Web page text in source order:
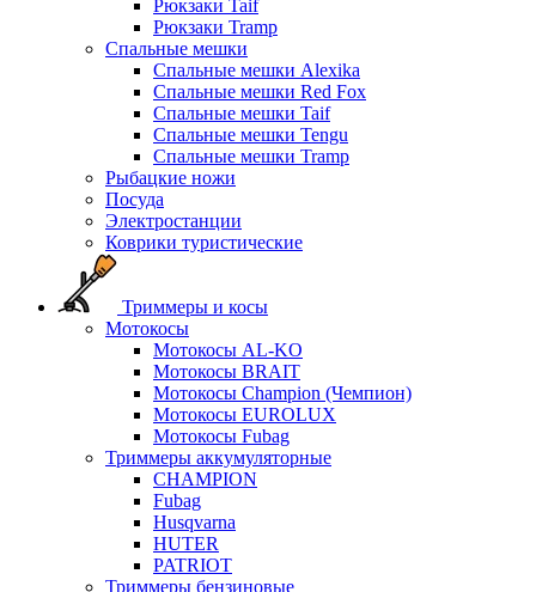
Рюкзаки Taif
Рюкзаки Tramp
Спальные мешки
Спальные мешки Alexika
Спальные мешки Red Fox
Спальные мешки Taif
Спальные мешки Tengu
Спальные мешки Tramp
Рыбацкие ножи
Посуда
Электростанции
Коврики туристические
Триммеры и косы
Мотокосы
Мотокосы AL-KO
Мотокосы BRAIT
Мотокосы Champion (Чемпион)
Мотокосы EUROLUX
Мотокосы Fubag
Триммеры аккумуляторные
CHAMPION
Fubag
Husqvarna
HUTER
PATRIOT
Триммеры бензиновые